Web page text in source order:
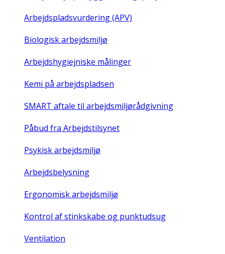
Arbejdspladsvurdering (APV)
Biologisk arbejdsmiljø
Arbejdshygiejniske målinger
Kemi på arbejdspladsen
SMART aftale til arbejdsmiljørådgivning
Påbud fra Arbejdstilsynet
Psykisk arbejdsmiljø
Arbejdsbelysning
Ergonomisk arbejdsmiljø
Kontrol af stinkskabe og punktudsug
Ventilation